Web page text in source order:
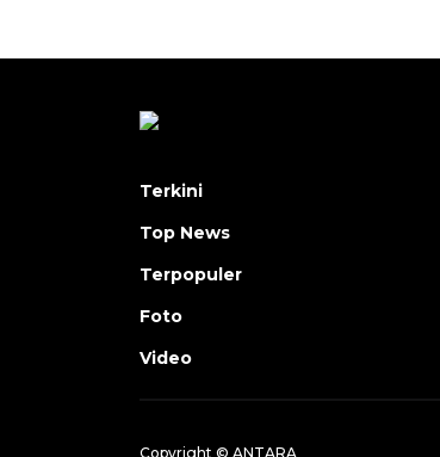
Terkini
Top News
Terpopuler
Foto
Video
Copyright © ANTARA